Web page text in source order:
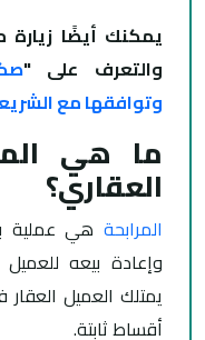
يمكنك أيضًا زيارة
والتعرف على "
وتوافقها مع
ما هي
العقاري؟
المرابحة هي عملية
وإعادة بيعه
يمتلك العميل
أقساط ثابتة.